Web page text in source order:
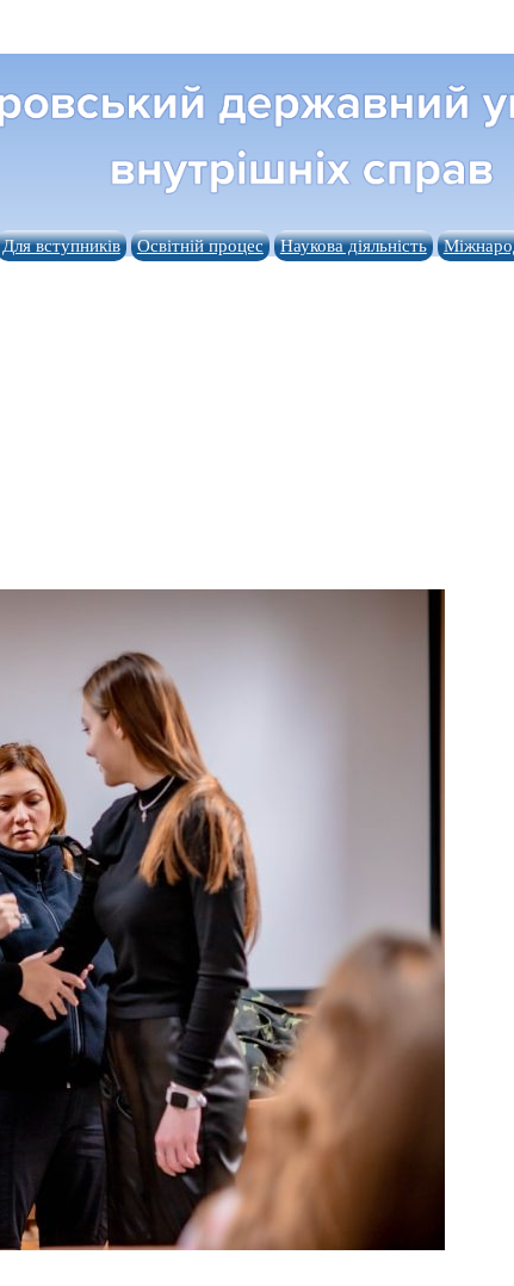
Для вступників Освітній процес Наукова діяльність